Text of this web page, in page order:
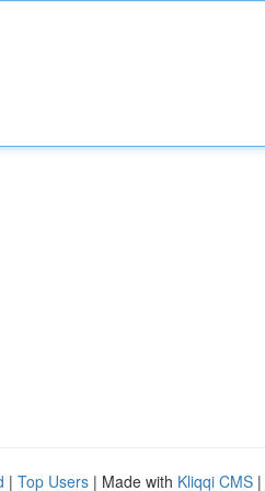
| Top Users | Made with Kliqqi CMS |